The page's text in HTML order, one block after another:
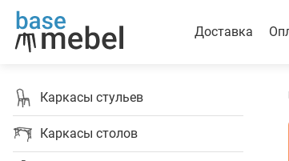
Доставка
Каркасы стульев
Каркасы столов